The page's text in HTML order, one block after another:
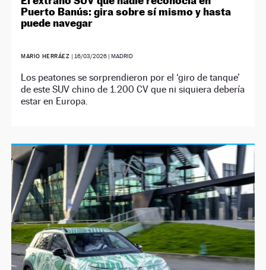
Puerto Banús: gira sobre sí mismo y hasta
puede navegar
MARIO HERRÁEZ | 16/03/2026 | MADRID
Los peatones se sorprendieron por el ‘giro de tanque’
de este SUV chino de 1.200 CV que ni siquiera debería
estar en Europa.